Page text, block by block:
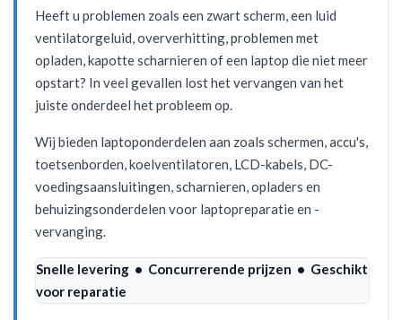
Heeft u problemen zoals een zwart scherm, een luid
ventilatorgeluid, oververhitting, problemen met
opladen, kapotte scharnieren of een laptop die niet meer
opstart? In veel gevallen lost het vervangen van het
juiste onderdeel het probleem op.
Wij bieden laptoponderdelen aan zoals schermen, accu's,
toetsenborden, koelventilatoren, LCD-kabels, DC-
voedingsaansluitingen, scharnieren, opladers en
behuizingsonderdelen voor laptopreparatie en -
vervanging.
Snelle levering • Concurrerende prijzen • Geschikt
voor reparatie